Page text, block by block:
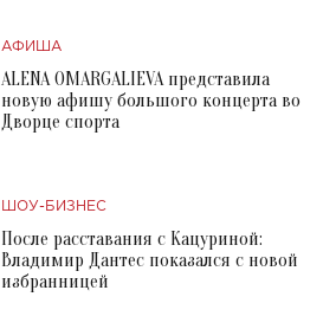
АФИША
ALENA OMARGALIEVA представила
новую афишу большого концерта во
Дворце спорта
ШОУ-БИЗНЕС
После расставания с Кацуриной:
Владимир Дантес показался с новой
избранницей